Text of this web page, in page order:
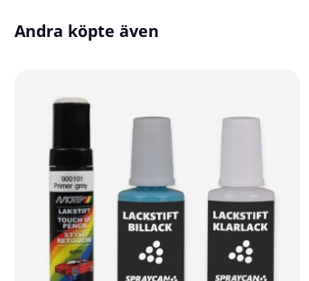
Andra köpte även